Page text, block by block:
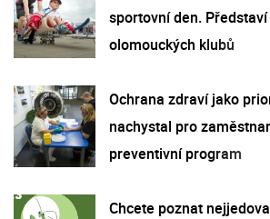
sportovní den.
olomouckých klubů
Ochrana zdraví jako
nachystal pro
preventivní program
Chcete poznat